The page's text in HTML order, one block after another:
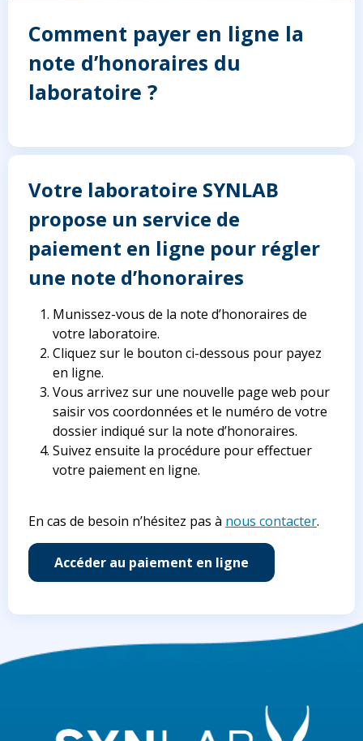
Comment payer en ligne la
note d’honoraires du
laboratoire ?
Votre laboratoire SYNLAB
propose un service de
paiement en ligne pour régler
une note d’honoraires
Munissez-vous de la note d’honoraires de
votre laboratoire.
Cliquez sur le bouton ci-dessous pour payez
en ligne.
Vous arrivez sur une nouvelle page web pour
saisir vos coordonnées et le numéro de votre
dossier indiqué sur la note d’honoraires.
Suivez ensuite la procédure pour effectuer
votre paiement en ligne.
En cas de besoin n’hésitez pas à nous contacter.
Accéder au paiement en ligne